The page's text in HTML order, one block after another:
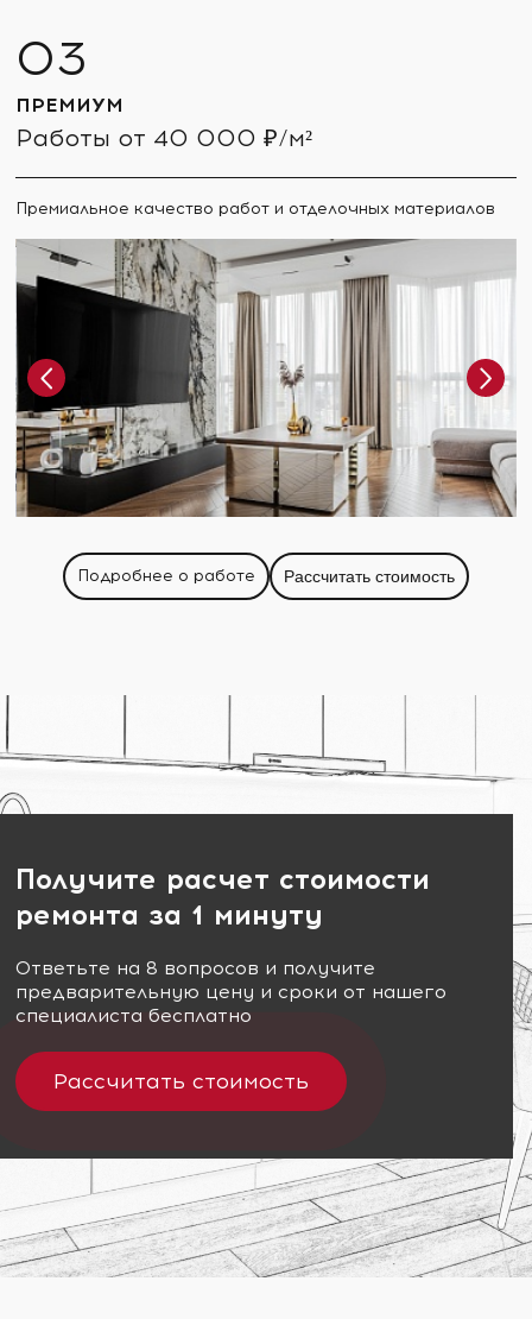
ПРЕМИУМ
Работы от 40 000 ₽/м²
Премиальное качество работ и отделочных материалов
Подробнее о работе Рассчитать стоимость
Получите расчет стоимости
ремонта за 1 минуту
Ответьте на 8 вопросов и получите
предварительную цену и сроки от нашего
специалиста бесплатно
Рассчитать стоимость